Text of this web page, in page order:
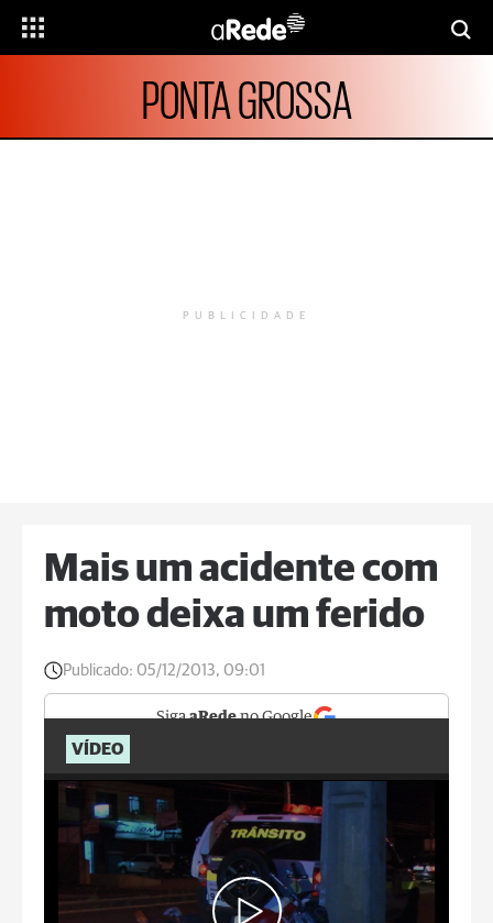
PONTA GROSSA
PUBLICIDADE
Mais um acidente com
moto deixa um ferido
Publicado: 05/12/2013, 09:01
SigaaRedeno Google
VÍDEO